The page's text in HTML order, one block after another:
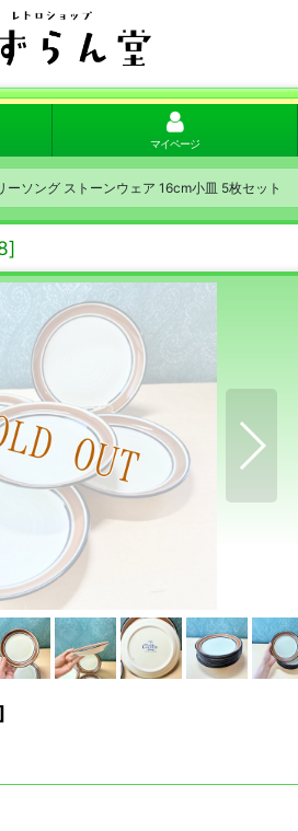
マイページ
ーソング ストーンウェア 16cm小皿 5枚セット
]